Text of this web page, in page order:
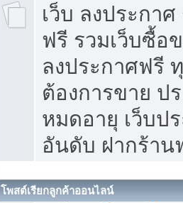
เว็บ ลงประกา
ฟรี รวมเว็บซื้อ
ลงประกาศฟรี
ต้องการขาย ป
หมดอายุ เว็บป
อันดับ ฝากร้าน
โพสต์เรียกลูกค้าออนไลน์